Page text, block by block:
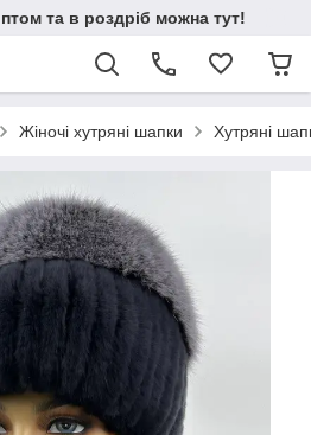
та в роздріб можна тут!
Жіночі хутряні шапки Хутряні